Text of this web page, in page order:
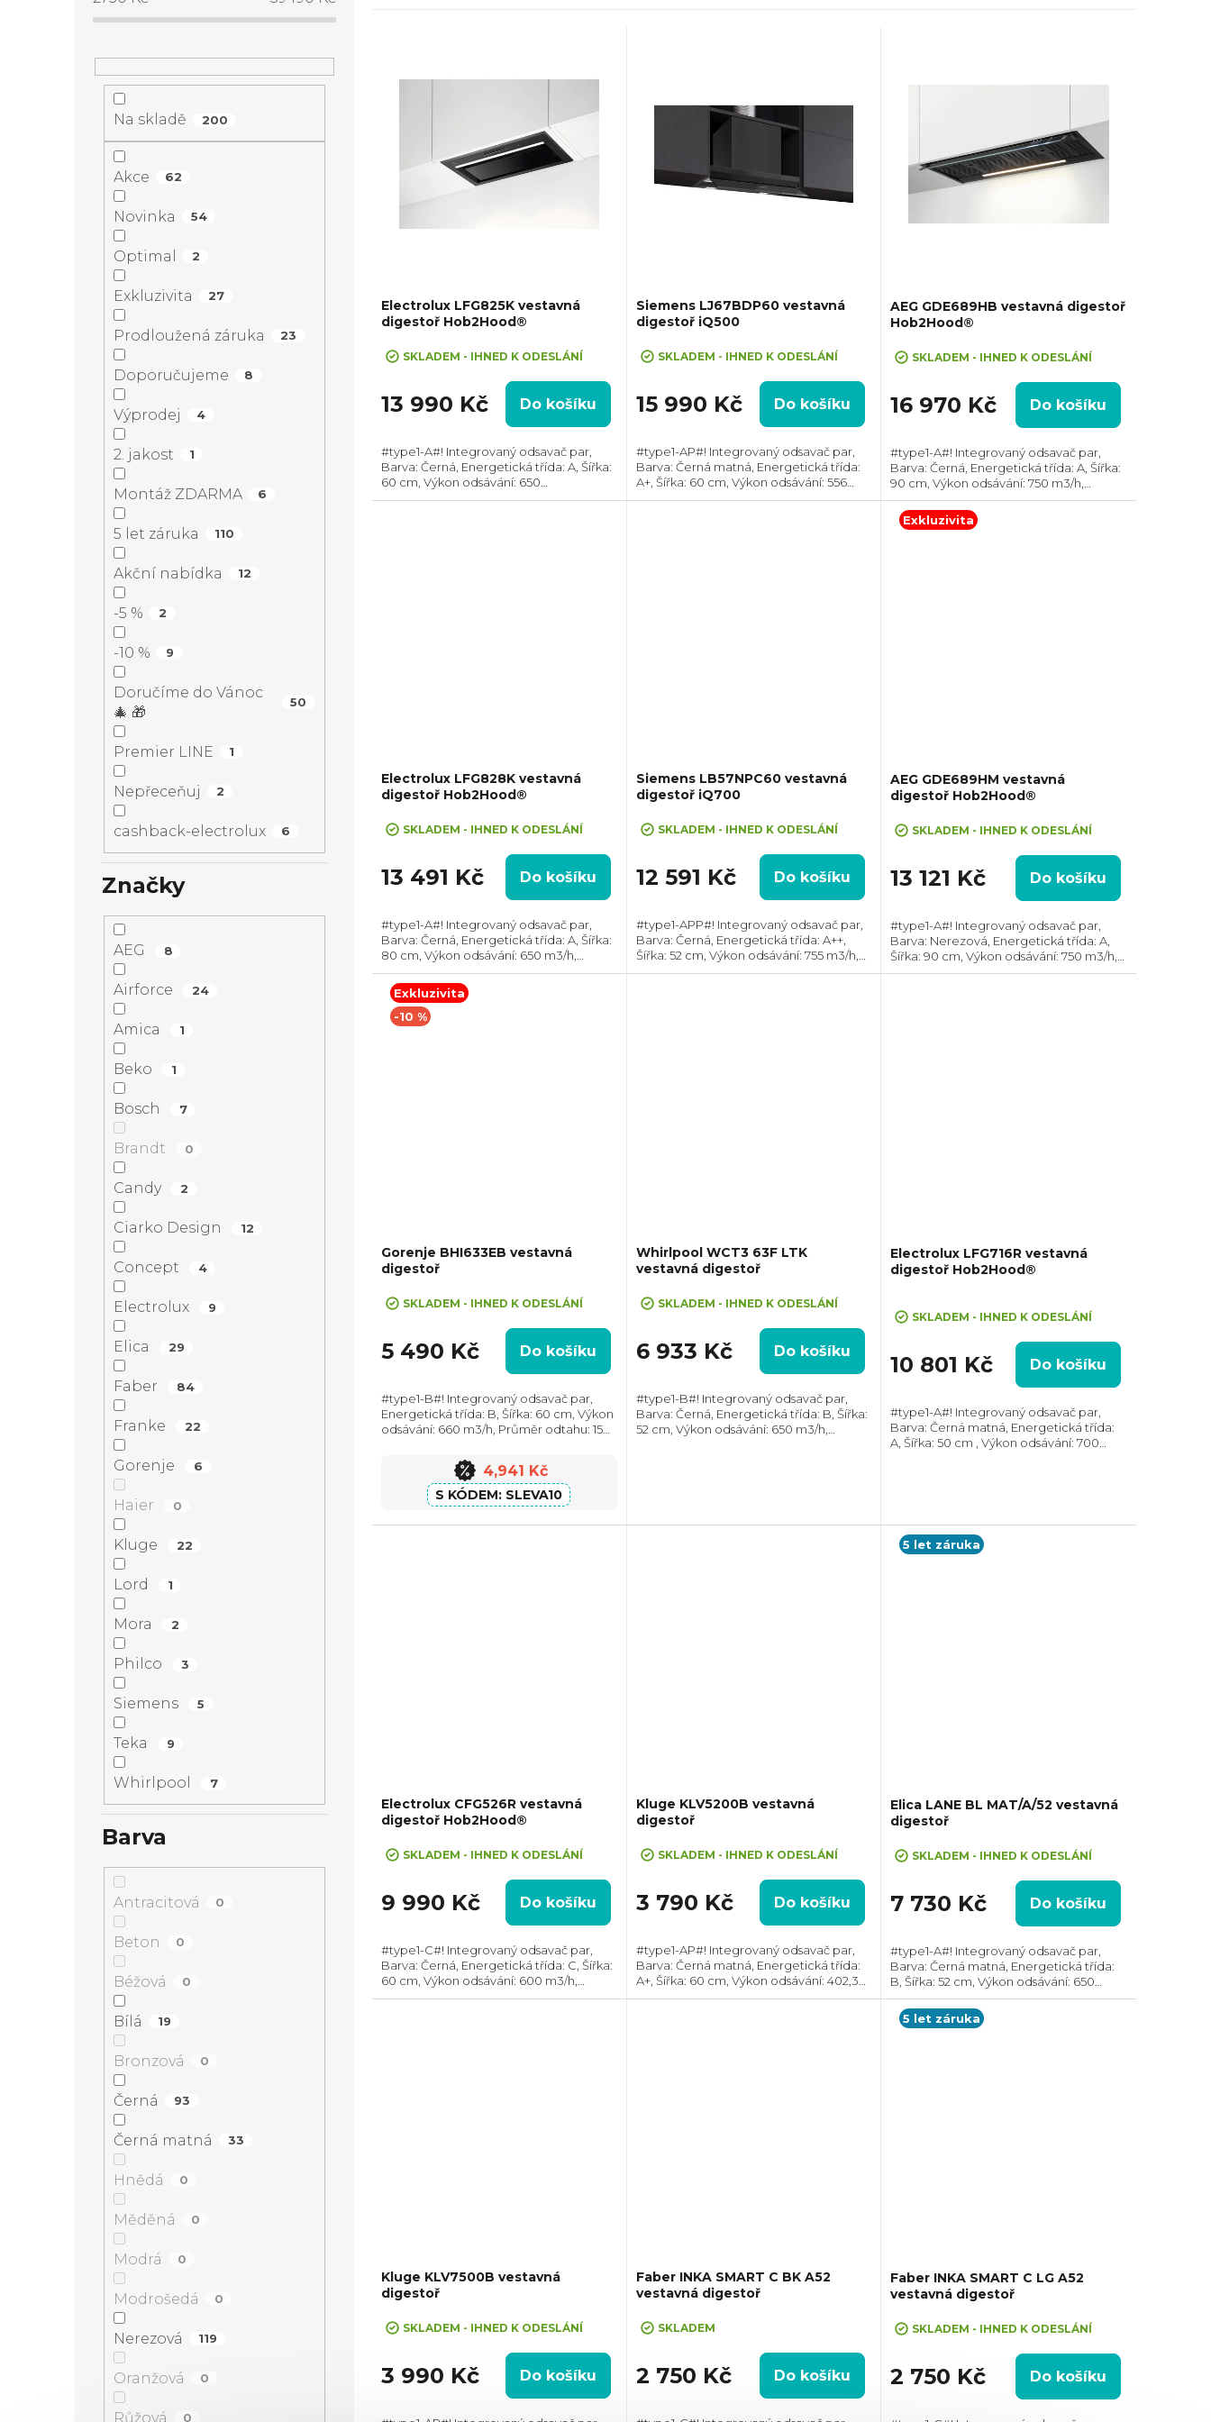
Na skladě 200
Akce 62
Novinka 54
Optimal 2
Exkluzivita 27
Prodloužená záruka 23
Doporučujeme 8
Výprodej 4
2. jakost 1
Montáž ZDARMA 6
5 let záruka 110
Akční nabídka 12
-5 % 2
-10 % 9
Doručíme do Vánoc
🎄 🎁
50
Premier LINE 1
Nepřeceňuj 2
cashback-electrolux 6
Značky
AEG 8
Airforce 24
Amica 1
Beko 1
Bosch 7
Brandt 0
Candy 2
Ciarko Design 12
Concept 4
Electrolux 9
Elica 29
Faber 84
Franke 22
Gorenje 6
Haier 0
Kluge 22
Lord 1
Mora 2
Philco 3
Siemens 5
Teka 9
Whirlpool 7
Barva
Antracitová 0
Beton 0
Béžová 0
Bílá 19
Bronzová 0
Černá 93
Černá matná 33
Hnědá 0
Měděná 0
Modrá 0
Modrošedá 0
Nerezová 119
Oranžová 0
Růžová 0
d
u
k
t
ů
r
o
d
u
k
Electrolux LFG825K vestavná
digestoř Hob2Hood®
SKLADEM - IHNED K ODESLÁNÍ
13 990 Kč Do košíku
#type1-A#! Integrovaný odsavač par,
Barva: Černá, Energetická třída: A, Šířka:
60 cm, Výkon odsávání: 650
m3/h, Průměr odtahu: 150 mm, Směr
Siemens LJ67BDP60 vestavná
digestoř iQ500
SKLADEM - IHNED K ODESLÁNÍ
15 990 Kč Do košíku
#type1-AP#! Integrovaný odsavač par,
Barva: Černá matná, Energetická třída:
A+, Šířka: 60 cm, Výkon odsávání: 556
m3/h, Průměr odtahu: 150 mm, Směr
AEG GDE689HB vestavná digestoř
Hob2Hood®
SKLADEM - IHNED K ODESLÁNÍ
16 970 Kč Do košíku
#type1-A#! Integrovaný odsavač par,
Barva: Černá, Energetická třída: A, Šířka:
90 cm, Výkon odsávání: 750 m3/h,
Průměr odtahu: 150 mm, Směr odtahu:
Horní, Hob2Hood, Možnost recirkulace i
odtahu ven
Electrolux LFG828K vestavná
digestoř Hob2Hood®
SKLADEM - IHNED K ODESLÁNÍ
13 491 Kč Do košíku
#type1-A#! Integrovaný odsavač par,
Barva: Černá, Energetická třída: A, Šířka:
80 cm, Výkon odsávání: 650 m3/h,
Průměr odtahu: 150 mm, Směr odtahu:
Horní, Hob2Hood, Možnost recirkulace i
odtahu ven
Siemens LB57NPC60 vestavná
digestoř iQ700
SKLADEM - IHNED K ODESLÁNÍ
12 591 Kč Do košíku
#type1-APP#! Integrovaný odsavač par,
Barva: Černá, Energetická třída: A++,
Šířka: 52 cm, Výkon odsávání: 755 m3/h,
Průměr odtahu: 150 mm, Směr odtahu:
Exkluzivita
AEG GDE689HM vestavná
digestoř Hob2Hood®
SKLADEM - IHNED K ODESLÁNÍ
13 121 Kč Do košíku
#type1-A#! Integrovaný odsavač par,
Barva: Nerezová, Energetická třída: A,
Šířka: 90 cm, Výkon odsávání: 750 m3/h,
Průměr odtahu: 150 mm, Směr odtahu:
Exkluzivita
-10 %
Gorenje BHI633EB vestavná
digestoř
SKLADEM - IHNED K ODESLÁNÍ
5 490 Kč Do košíku
#type1-B#! Integrovaný odsavač par,
Energetická třída: B, Šířka: 60 cm, Výkon
odsávání: 660 m3/h, Průměr odtahu: 150
recirkulace i odtahu ven
4,941 Kč
SLEVA10
Whirlpool WCT3 63F LTK
vestavná digestoř
SKLADEM - IHNED K ODESLÁNÍ
6 933 Kč Do košíku
#type1-B#! Integrovaný odsavač par,
Barva: Černá, Energetická třída: B, Šířka:
52 cm, Výkon odsávání: 650 m3/h,
Electrolux LFG716R vestavná
digestoř Hob2Hood®
hodnocení
je
5,0
5
hvězdiček.
SKLADEM - IHNED K ODESLÁNÍ
10 801 Kč Do košíku
#type1-A#! Integrovaný odsavač par,
Barva: Černá matná, Energetická třída:
A, Šířka: 50 cm , Výkon odsávání: 700
Electrolux CFG526R vestavná
digestoř Hob2Hood®
SKLADEM - IHNED K ODESLÁNÍ
9 990 Kč Do košíku
#type1-C#! Integrovaný odsavač par,
Barva: Černá, Energetická třída: C, Šířka:
60 cm, Výkon odsávání: 600 m3/h,
Průměr odtahu: 150 mm, Směr odtahu:
Kluge KLV5200B vestavná
digestoř
SKLADEM - IHNED K ODESLÁNÍ
3 790 Kč Do košíku
#type1-AP#! Integrovaný odsavač par,
Barva: Černá matná, Energetická třída:
A+, Šířka: 60 cm, Výkon odsávání: 402,3
m3/h, Průměr odtahu: 150 mm, Směr
5 let záruka
Elica LANE BL MAT/A/52 vestavná
digestoř
SKLADEM - IHNED K ODESLÁNÍ
7 730 Kč Do košíku
#type1-A#! Integrovaný odsavač par,
Barva: Černá matná, Energetická třída:
B, Šířka: 52 cm, Výkon odsávání: 650
m3/h, Průměr odtahu: 150 mm, Směr
odtahu: Horní, Možnost recirkulace i
odtahu ven
Kluge KLV7500B vestavná
digestoř
SKLADEM - IHNED K ODESLÁNÍ
3 990 Kč Do košíku
Faber INKA SMART C BK A52
vestavná digestoř
SKLADEM
2 750 Kč Do košíku
5 let záruka
Faber INKA SMART C LG A52
vestavná digestoř
SKLADEM - IHNED K ODESLÁNÍ
2 750 Kč Do košíku